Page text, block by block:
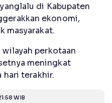
di Kabupaten
ekonomi,
masyarakat.
perkotaan
meningkat
hari terakhir.
WIB